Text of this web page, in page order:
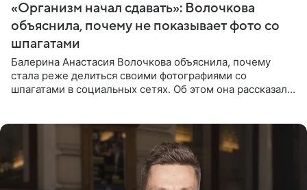
«Организм начал сдавать»: Волочкова
объяснила, почему не показывает фото со
шпагатами
Балерина Анастасия Волочкова объяснила, почему
стала реже делиться своими фотографиями со
шпагатами в социальных сетях. Об этом она рассказала